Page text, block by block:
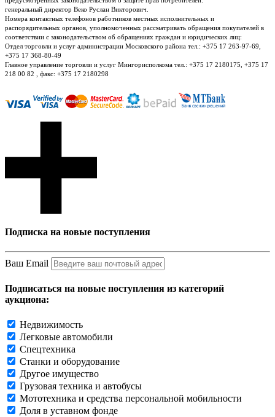
генеральный директор Веко Руслан Викторович.
Номера контактных телефонов работников местных исполнительных и
распорядительных органов, уполномоченных рассматривать обращения покупателей в
соответствии с законодательством об обращениях граждан и юридических лиц:
Отдел торговли и услуг администрации Московского района тел.: +375 17 263-97-69,
+375 17 368-80-49
Главное управление торговли и услуг Мингорисполкома тел.: +375 17 2180175, +375 17
218 00 82 , факс: +375 17 2180298
Подписка на новые поступления
Ваш Email
Подписаться на новые поступления из категорий
аукциона:
Недвижимость
Легковые автомобили
Спецтехника
Станки и оборудование
Другое имущество
Грузовая техника и автобусы
Мототехника и средства персональной мобильности
Доля в уставном фонде